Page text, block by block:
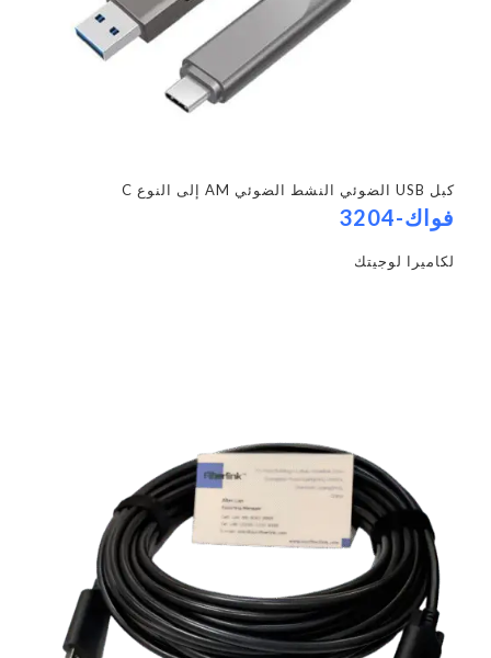
كبل USB الضوئي النشط الضوئي AM إلى النوع C
فواك-3204
لكاميرا لوجيتك